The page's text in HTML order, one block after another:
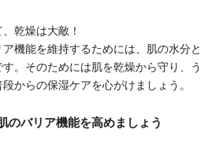
乾燥は大敵！
機能を維持するためには、肌の水分と
。そのためには肌を乾燥から守り、う
からの保湿ケアを心がけましょう。
のバリア機能を高めましょう